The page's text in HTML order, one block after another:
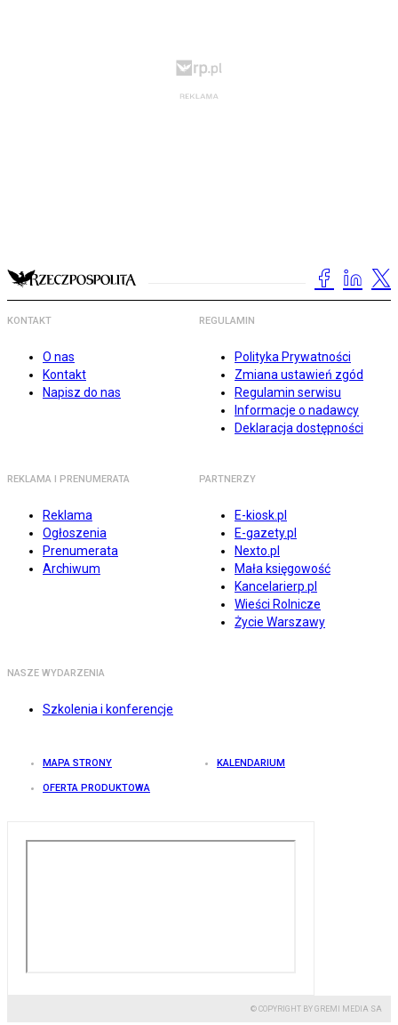
KONTAKT
O nas
Kontakt
Napisz do nas
REGULAMIN
Polityka Prywatności
Zmiana ustawień zgód
Regulamin serwisu
Informacje o nadawcy
Deklaracja dostępności
REKLAMA I PRENUMERATA
Reklama
Ogłoszenia
Prenumerata
Archiwum
PARTNERZY
E-kiosk.pl
E-gazety.pl
Nexto.pl
Mała księgowość
Kancelarierp.pl
Wieści Rolnicze
Życie Warszawy
NASZE WYDARZENIA
Szkolenia i konferencje
MAPA STRONY KALENDARIUM
OFERTA PRODUKTOWA
© COPYRIGHT BY GREMI MEDIA SA